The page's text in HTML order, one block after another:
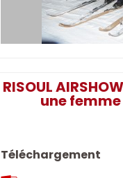
RISOUL
une
Téléchargement